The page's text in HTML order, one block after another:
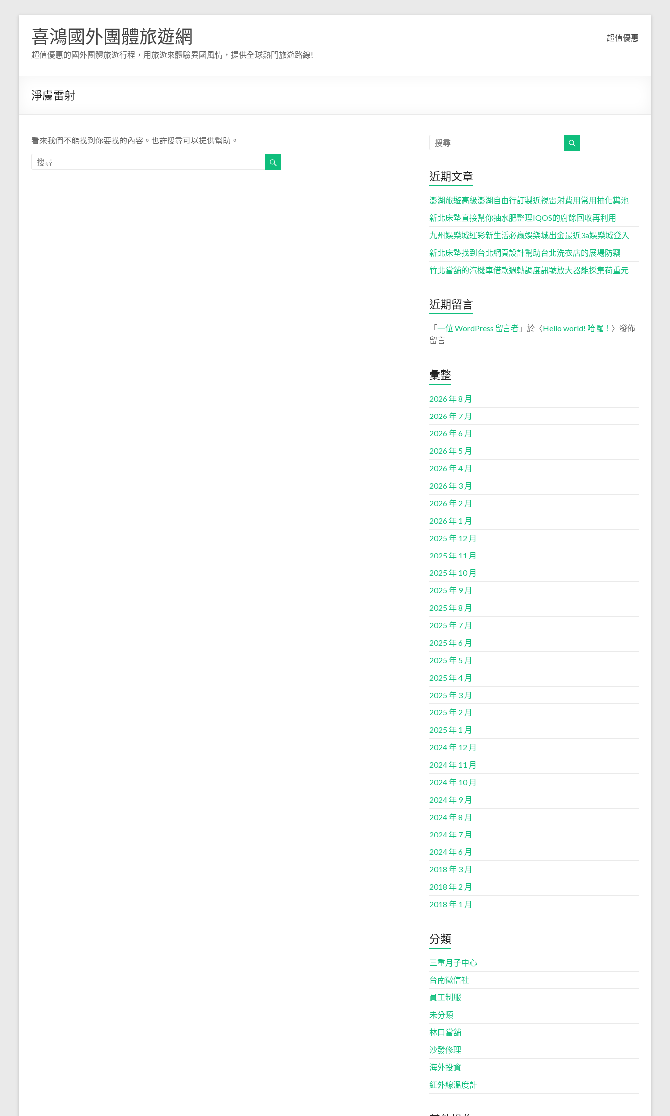
喜鴻國外團體旅遊網
超值優惠的國外團體旅遊行程，用旅遊來體驗異國風情，提供全球熱門旅遊路線!
超值優惠
淨膚雷射
看來我們不能找到你要找的內容。也許搜尋可以提供幫助。
近期文章
澎湖旅遊高級澎湖自由行訂製近視雷射費用常用抽化糞池
新北床墊直接幫你抽水肥整理IQOS的廚餘回收再利用
九州娛樂城運彩新生活必贏娛樂城出金最近3a娛樂城登入
新北床墊找到台北網頁設計幫助台北洗衣店的展場防竊
竹北當舖的汽機車借款週轉調度訊號放大器能採集荷重元
近期留言
「一位 WordPress 留言者 」於〈Hello world! 哈囉！ 〉發佈
留言
彙整
2026 年 8 月
2026 年 7 月
2026 年 6 月
2026 年 5 月
2026 年 4 月
2026 年 3 月
2026 年 2 月
2026 年 1 月
2025 年 12 月
2025 年 11 月
2025 年 10 月
2025 年 9 月
2025 年 8 月
2025 年 7 月
2025 年 6 月
2025 年 5 月
2025 年 4 月
2025 年 3 月
2025 年 2 月
2025 年 1 月
2024 年 12 月
2024 年 11 月
2024 年 10 月
2024 年 9 月
2024 年 8 月
2024 年 7 月
2024 年 6 月
2018 年 3 月
2018 年 2 月
2018 年 1 月
分類
三重月子中心
台南徵信社
員工制服
未分類
林口當舖
沙發修理
海外投資
紅外線溫度計